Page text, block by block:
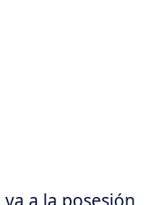
a la posesión